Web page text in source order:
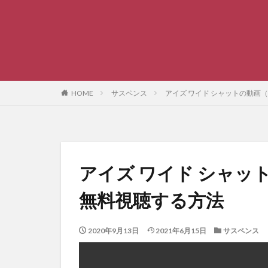
HOME サスペンス アイズ ワイド シャットの動画
アイズ ワイド シャッ
無料視聴する方法
2020年9月13日 2021年6月15日 サスペンス